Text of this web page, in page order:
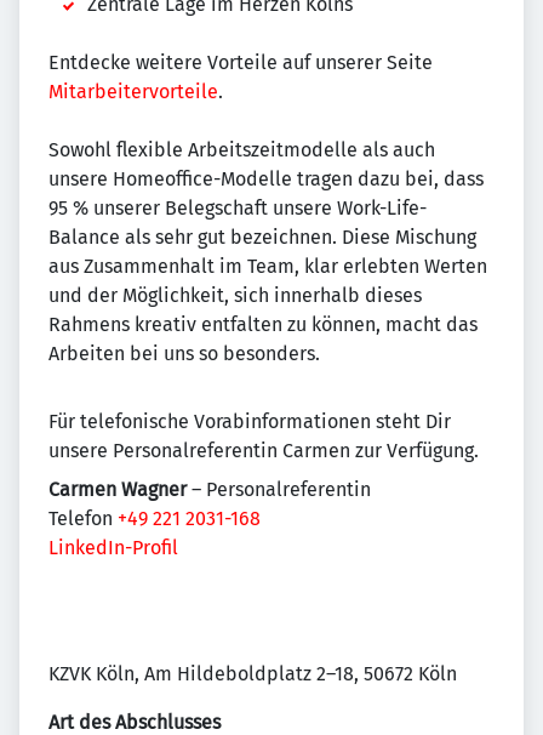
Entdecke weitere Vorteile auf unserer Seite
Mitarbeitervorteile.
Sowohl flexible Arbeitszeitmodelle als auch
unsere Homeoffice-Modelle tragen dazu bei, dass
95 % unserer Belegschaft unsere Work-Life-
Balance als sehr gut bezeichnen. Diese Mischung
aus Zusammenhalt im Team, klar erlebten Werten
und der Möglichkeit, sich innerhalb dieses
Rahmens kreativ entfalten zu können, macht das
Arbeiten bei uns so besonders.
Für telefonische Vorabinformationen steht Dir
unsere Personalreferentin Carmen zur Verfügung.
Carmen Wagner– Personalreferentin
Telefon +49 221 2031-168
LinkedIn-Profil
KZVK Köln, Am Hildeboldplatz 2–18, 50672 Köln
Art des Abschlusses